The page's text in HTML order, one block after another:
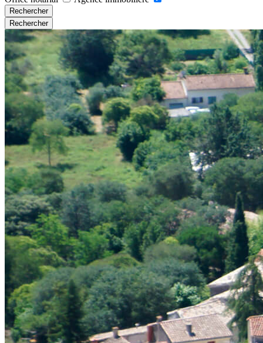
Rechercher
Rechercher